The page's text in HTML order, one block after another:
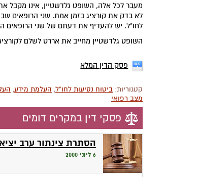
מעבר לכל אלה, השופט גלדשטיין, אינו
לא בדק את קורציג בזמן אמת. שני הרופאים
לחו"ל. יש להעדיף את דעתם של שני הרופאים
השופט גלדשטיין מחייב את אררט לשלם
פסק הדין המלא
קטגוריות: ביטוח נסיעות לחו"ל, העלמת מידע,
מצב רפואי
פסקי דין במקרים דומים
הסתרת צינתור ערב
6 ליוני 2000